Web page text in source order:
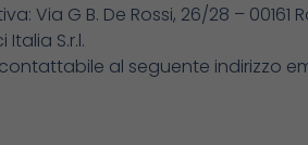
Via G B. De Rossi, 26/28 – 00161
S.r.l.
al seguente indirizzo